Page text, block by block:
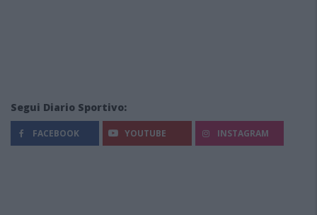
Segui Diario Sportivo:
FACEBOOK YOUTUBE INSTAGRAM